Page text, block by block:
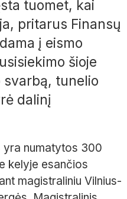
tuomet, kai
pritarus Finansų
į eismo
šioje
tunelio
dalinį
yra numatytos 300
kelyje esančios
magistraliniu Vilnius-